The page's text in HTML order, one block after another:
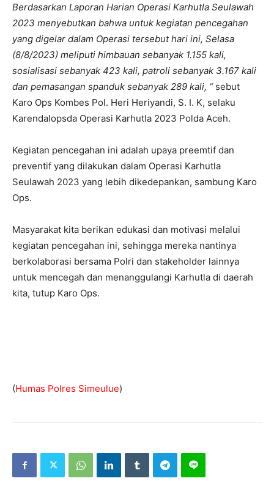
Berdasarkan Laporan Harian Operasi Karhutla Seulawah
2023 menyebutkan bahwa untuk kegiatan pencegahan
yang digelar dalam Operasi tersebut hari ini, Selasa
(8/8/2023) meliputi himbauan sebanyak 1.155 kali,
sosialisasi sebanyak 423 kali, patroli sebanyak 3.167 kali
dan pemasangan spanduk sebanyak 289 kali, “sebut
Karo Ops Kombes Pol. Heri Heriyandi, S. I. K, selaku
Karendalopsda Operasi Karhutla 2023 Polda Aceh.
Kegiatan pencegahan ini adalah upaya preemtif dan
preventif yang dilakukan dalam Operasi Karhutla
Seulawah 2023 yang lebih dikedepankan, sambung Karo
Ops.
Masyarakat kita berikan edukasi dan motivasi melalui
kegiatan pencegahan ini, sehingga mereka nantinya
berkolaborasi bersama Polri dan stakeholder lainnya
untuk mencegah dan menanggulangi Karhutla di daerah
kita, tutup Karo Ops.
(Humas Polres Simeulue)